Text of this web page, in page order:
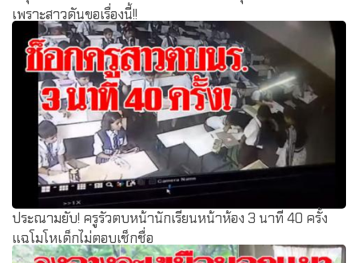
เพราะสาวดันขอเรื่องนี้!!
ประณามยับ! ครูรัวตบหน้านักเรียนหน้าห้อง 3 นาที 40 ครั้ง
แฉโมโหเด็กไม่ตอบเช็กชื่อ